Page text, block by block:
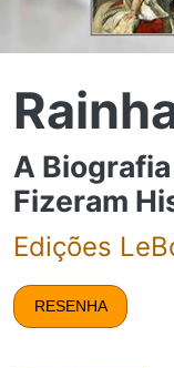
A
Fizeram
Edições
RESENHA